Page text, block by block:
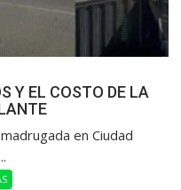
Y EL COSTO DE LA
en Ciudad